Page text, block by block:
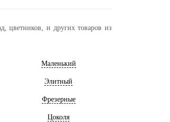
цветников, и других товаров из
Маленький
Элитный
Фрезерные
Цоколя